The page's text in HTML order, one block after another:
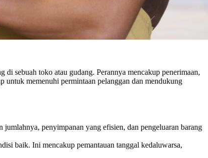
sebuah toko atau gudang. Perannya mencakup penerimaan,
untuk memenuhi permintaan pelanggan dan mendukung
jumlahnya, penyimpanan yang efisien, dan pengeluaran barang
baik. Ini mencakup pemantauan tanggal kedaluwarsa,